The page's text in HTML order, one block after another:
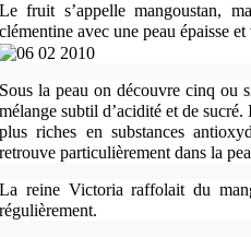
Le fruit s’appelle mangoustan,
clémentine avec une peau épaisse
Sous la peau on découvre cinq ou
mélange subtil d’acidité et de
plus riches en substances
retrouve particulièrement dans la
La reine Victoria raffolait du
régulièrement.